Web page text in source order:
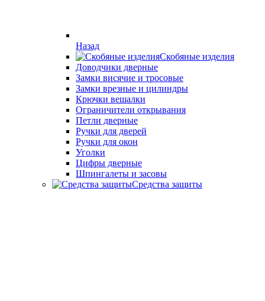
Назад
Скобяные изделия
Доводчики дверные
Замки висячие и тросовые
Замки врезные и цилиндры
Крючки вешалки
Ограничители открывания
Петли дверные
Ручки для дверей
Ручки для окон
Уголки
Цифры дверные
Шпингалеты и засовы
Средства защиты